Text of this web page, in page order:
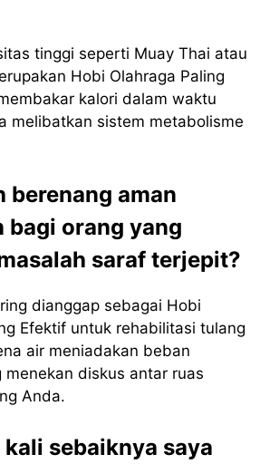
tinggi seperti Muay Thai atau
Hobi Olahraga Paling
kalori dalam waktu
melibatkan sistem metabolisme
berenang aman
bagi orang yang
saraf terjepit?
dianggap sebagai Hobi
Efektif untuk rehabilitasi tulang
air meniadakan beban
menekan diskus antar ruas
Anda.
kali sebaiknya saya